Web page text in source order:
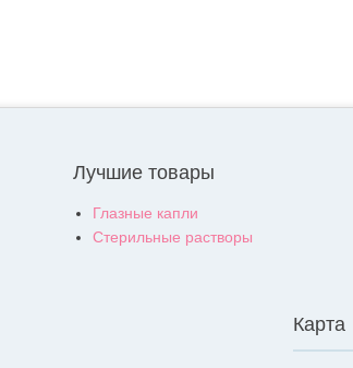
Лучшие товары
Глазные капли
Стерильные растворы
Карта